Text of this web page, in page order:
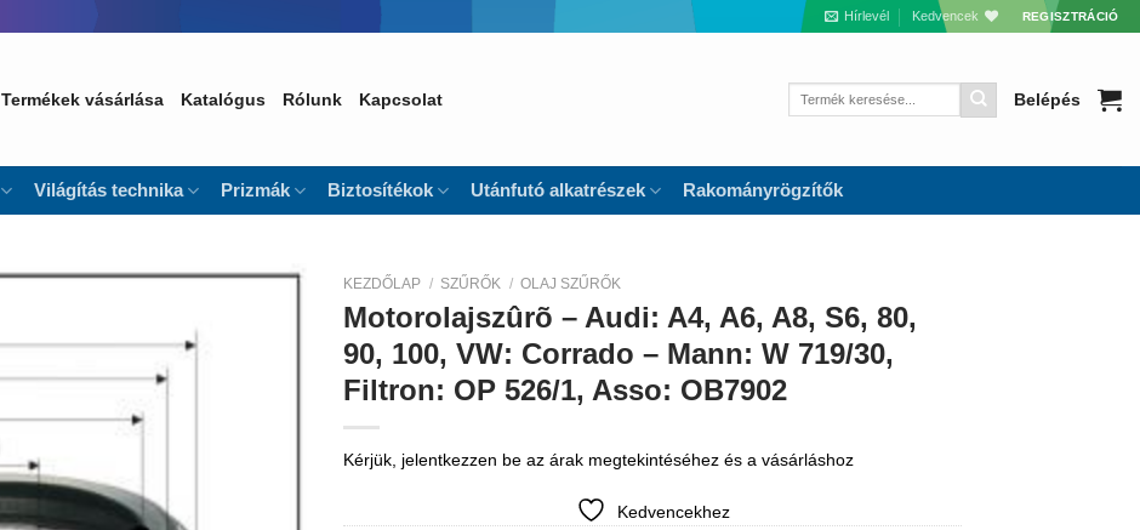
Hírlevél Kedvencek REGISZTRÁCIÓ
Termékek vásárlása Katalógus Rólunk Kapcsolat
Keresés
Belépés
Világítás technika Prizmák Biztosítékok Utánfutó alkatrészek Rakományrögzítők
Kedvencekhez
KEZDŐLAP / SZŰRŐK / OLAJ SZŰRŐK
Motorolajszûrõ – Audi: A4, A6, A8, S6, 80,
90, 100, VW: Corrado – Mann: W 719/30,
Filtron: OP 526/1, Asso: OB7902
Kérjük, jelentkezzen be az árak megtekintéséhez és a vásárláshoz
Kedvencekhez